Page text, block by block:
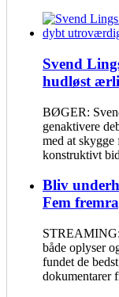
Svend
hudløst
BØGER:
genaktivere
med at
konstruktivt
Bliv
Fem
både oplyser
fundet de
dokumentarer